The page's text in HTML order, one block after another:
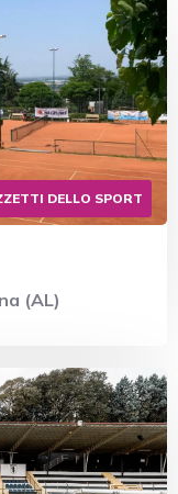
DELLO SPORT
(AL)